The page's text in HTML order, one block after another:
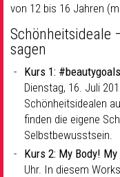
Gemeinschaft &
Musik
Seelsorge & Kontakt
von 12 bis 16 Jahren
Schönheitsideale
sagen
Kurs 1:
Dienstag, 16. Juli
Schönheitsidealen
finden die eigene
Selbstbewusstsein.
Kurs 2: My Body! My
Uhr. In diesem